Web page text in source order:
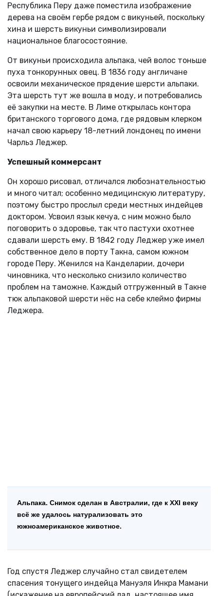
Республика Перу даже поместила изображение
дерева на своём гербе рядом с викуньей, поскольку
хина и шерсть викуньи символизировали
национальное благосостояние.
От викуньи происходила альпака, чей волос тоньше
пуха тонкорунных овец. В 1836 году англичане
освоили механическое прядение шерсти альпаки.
Эта шерсть тут же вошла в моду, и потребовались
её закупки на месте. В Лиме открылась контора
британского торгового дома, где рядовым клерком
начал свою карьеру 18-летний лондонец по имени
Чарльз Леджер.
Успешный коммерсант
Он хорошо рисовал, отличался любознательностью
и много читал; особенно медицинскую литературу,
поэтому быстро прослыл среди местных индейцев
доктором. Усвоил язык кечуа, с ним можно было
поговорить о здоровье, так что пастухи охотнее
сдавали шерсть ему. В 1842 году Леджер уже имел
собственное дело в порту Такна, самом южном
городе Перу. Женился на Канделарии, дочери
чиновника, что несколько снизило количество
проблем на таможне. Каждый отгруженный в Такне
тюк альпаковой шерсти нёс на себе клеймо фирмы
Леджера.
Альпака. Снимок сделан в Австралии, где к XXI веку
всё же удалось натурализовать это
южноамериканское животное.
Год спустя Леджер случайно стал свидетелем
спасения тонущего индейца Мануэля Инкра Мамани